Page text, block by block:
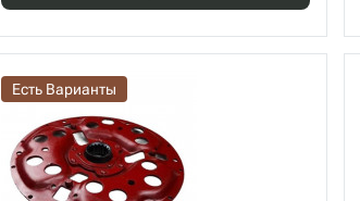
Есть Варианты